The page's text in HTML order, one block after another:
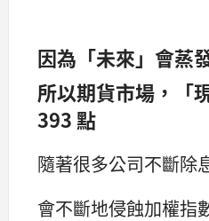
因為「未來」會蒸
所以期貨市場，「
393 點
隨著很多公司不斷除
會不斷地侵蝕加權指